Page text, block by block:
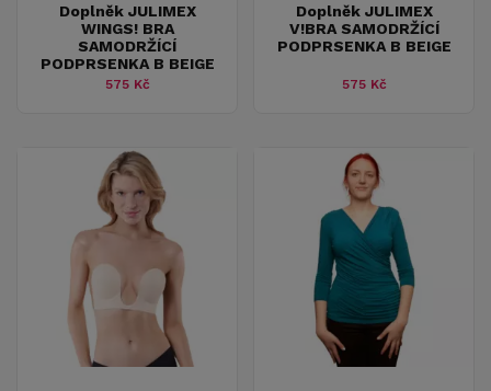
Doplněk JULIMEX
WINGS! BRA
SAMODRŽÍCÍ
PODPRSENKA B BEIGE
575 Kč
Doplněk JULIMEX
V!BRA SAMODRŽÍCÍ
PODPRSENKA B BEIGE
575 Kč